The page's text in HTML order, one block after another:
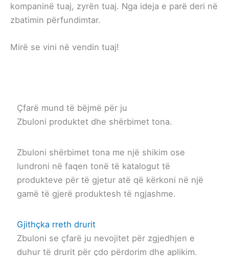
kompaninë tuaj, zyrën tuaj. Nga ideja e parë deri në
zbatimin përfundimtar.
Mirë se vini në vendin tuaj!
Çfarë mund të bëjmë për ju
Zbuloni produktet dhe shërbimet tona.
Zbuloni shërbimet tona me një shikim ose
lundroni në faqen tonë të katalogut të
produkteve për të gjetur atë që kërkoni në një
gamë të gjerë produktesh të ngjashme.
Gjithçka rreth drurit
Zbuloni se çfarë ju nevojitet për zgjedhjen e
duhur të drurit për çdo përdorim dhe aplikim.